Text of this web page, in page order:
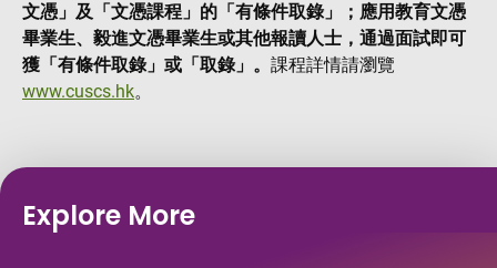
文憑」及「文憑課程」的「有條件取錄」；應用教育文憑
畢業生、毅進文憑畢業生或其他報讀人士，通過面試即可
獲「有條件取錄」或「取錄」。 課程詳情請瀏覽
www.cuscs.hk。
Explore More